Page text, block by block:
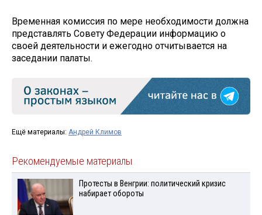
Временная комиссия по мере необходимости должна
представлять Совету Федерации информацию о
своей деятельности и ежегодно отчитывается на
заседании палаты.
Ещё материалы: Андрей Климов
Рекомендуемые материалы
Протесты в Венгрии: политический кризис
набирает обороты